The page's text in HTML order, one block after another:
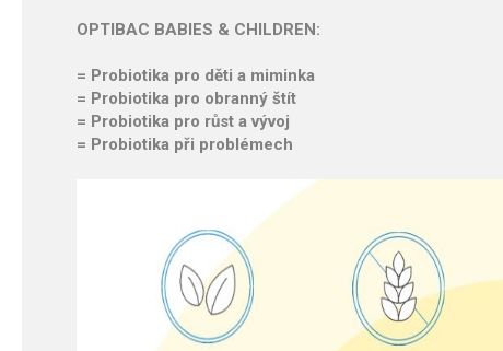
OPTIBAC BABIES & CHILDREN:
= Probiotika pro děti a miminka
= Probiotika pro obranný štít
= Probiotika pro růst a vývoj
= Probiotika při problémech